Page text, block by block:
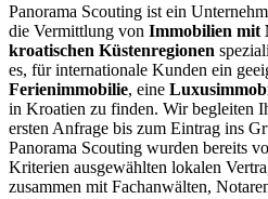
Panorama Scouting ist ein
die Vermittlung von Immobilien mit
kroatischen Küstenregionen
es, für internationale Kunden ein
Ferienimmobilie, eine
in Kroatien zu finden. Wir begleiten
ersten Anfrage bis zum Eintrag ins
Panorama Scouting wurden bereits
Kriterien ausgewählten lokalen
zusammen mit Fachanwälten,